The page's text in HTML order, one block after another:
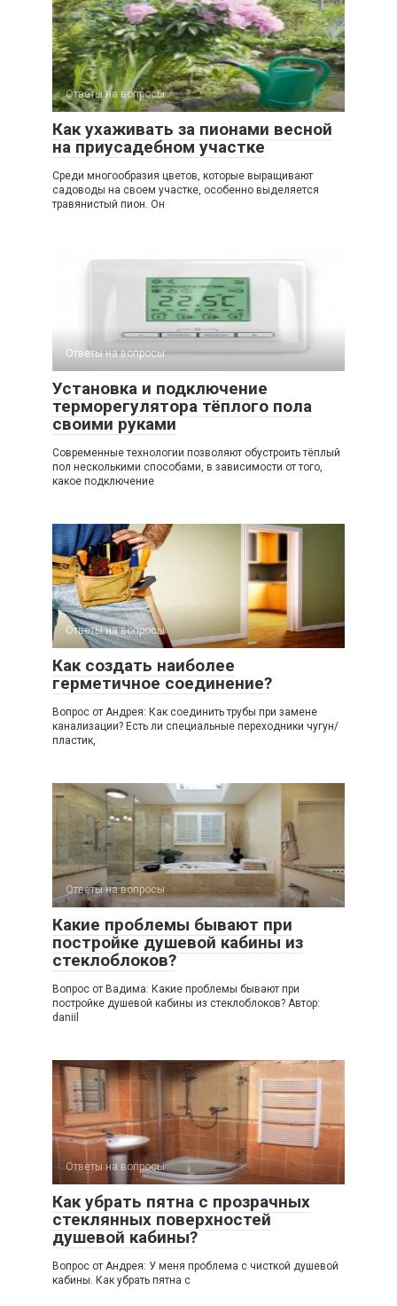
Ответы на вопросы
Как ухаживать за пионами весной
на приусадебном участке
Среди многообразия цветов, которые выращивают
садоводы на своем участке, особенно выделяется
травянистый пион. Он
Ответы на вопросы
Установка и подключение
терморегулятора тёплого пола
своими руками
Современные технологии позволяют обустроить тёплый
пол несколькими способами, в зависимости от того,
какое подключение
Ответы на вопросы
Как создать наиболее
герметичное соединение?
Вопрос от Андрея: Как соединить трубы при замене
канализации? Есть ли специальные переходники чугун/
пластик,
Ответы на вопросы
Какие проблемы бывают при
постройке душевой кабины из
стеклоблоков?
Вопрос от Вадима: Какие проблемы бывают при
постройке душевой кабины из стеклоблоков? Автор:
daniil
Ответы на вопросы
Как убрать пятна с прозрачных
стеклянных поверхностей
душевой кабины?
Вопрос от Андрея: У меня проблема с чисткой душевой
кабины. Как убрать пятна с